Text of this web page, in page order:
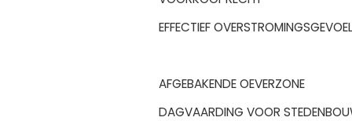
EFFECTIEF
AFGEBAKENDE OEVERZONE
DAGVAARDING VOOR